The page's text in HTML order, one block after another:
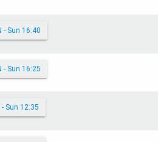
- Sun 16:40
- Sun 16:25
- Sun 12:35